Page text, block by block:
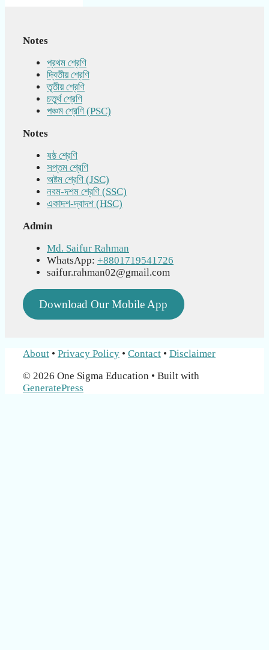
Notes
প্রথম শ্রেণি
দ্বিতীয় শ্রেণি
তৃতীয় শ্রেণি
চতুর্থ শ্রেণি
পঞ্চম শ্রেণি (PSC)
Notes
ষষ্ঠ শ্রেণি
সপ্তম শ্রেণি
অষ্টম শ্রেণি (JSC)
নবম-দশম শ্রেণি (SSC)
একাদশ-দ্বাদশ (HSC)
Admin
Md. Saifur Rahman
WhatsApp: +8801719541726
saifur.rahman02@gmail.com
Download Our Mobile App
About • Privacy Policy • Contact • Disclaimer
© 2026 One Sigma Education • Built with
GeneratePress